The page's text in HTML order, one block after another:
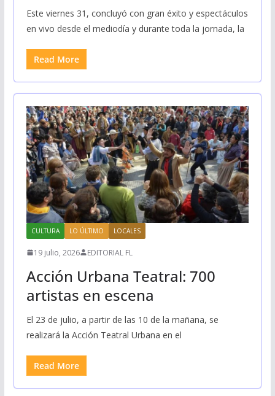
Este viernes 31, concluyó con gran éxito y espectáculos
en vivo desde el mediodía y durante toda la jornada, la
Read More
CULTURA LO ÚLTIMO LOCALES
19 julio, 2026 EDITORIAL FL
Acción Urbana Teatral: 700
artistas en escena
El 23 de julio, a partir de las 10 de la mañana, se
realizará la Acción Teatral Urbana en el
Read More